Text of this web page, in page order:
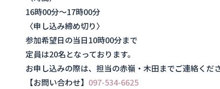
16時00分〜17時00分
〈申し込み締め切り〉
参加希望日の当日10時00分まで
定員は20名となっております。
お申し込みの際は、担当の赤嶺・木田までご連絡くだ
【お問い合わせ】 097-534-6625